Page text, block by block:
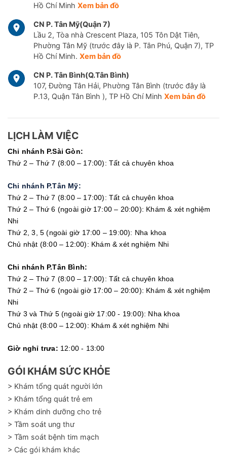
Hồ Chí Minh Xem bản đồ
CN P. Tân Mỹ(Quận 7)
Lầu 2, Tòa nhà Crescent Plaza, 105 Tôn Dật Tiên,
Phường Tân Mỹ (trước đây là P. Tân Phú, Quận 7), TP
Hồ Chí Minh. Xem bản đồ
CN P. Tân Bình(Q.Tân Bình)
107, Đường Tân Hải, Phường Tân Bình (trước đây là
P.13, Quận Tân Bình ), TP Hồ Chí Minh Xem bản đồ
LỊCH LÀM VIỆC
Chi nhánh P.Sài Gòn:
Thứ 2 – Thứ 7 (8:00 – 17:00): Tất cả chuyên khoa
Chi nhánh P.Tân Mỹ:
Thứ 2 – Thứ 7 (8:00 – 17:00): Tất cả chuyên khoa
Thứ 2 – Thứ 6 (ngoài giờ 17:00 – 20:00): Khám & xét nghiệm
Nhi
Thứ 2, 3, 5 (ngoài giờ 17:00 – 19:00): Nha khoa
Chủ nhật (8:00 – 12:00): Khám & xét nghiệm Nhi
Chi nhánh P.Tân Bình:
Thứ 2 – Thứ 7 (8:00 – 17:00): Tất cả chuyên khoa
Thứ 2 – Thứ 6 (ngoài giờ 17:00 – 20:00): Khám & xét nghiệm
Nhi
Thứ 3 và Thứ 5 (ngoài giờ 17:00 - 19:00): Nha khoa
Chủ nhật (8:00 – 12:00): Khám & xét nghiệm Nhi
Giờ nghỉ trưa: 12:00 - 13:00
GÓI KHÁM SỨC KHỎE
> Khám tổng quát người lớn
> Khám tổng quát trẻ em
> Khám dinh dưỡng cho trẻ
> Tầm soát ung thư
> Tầm soát bệnh tim mạch
> Các gói khám khác